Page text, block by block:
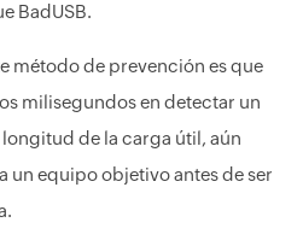
BadUSB.
método de prevención es que
milisegundos en detectar un
de la carga útil, aún
un equipo objetivo antes de ser